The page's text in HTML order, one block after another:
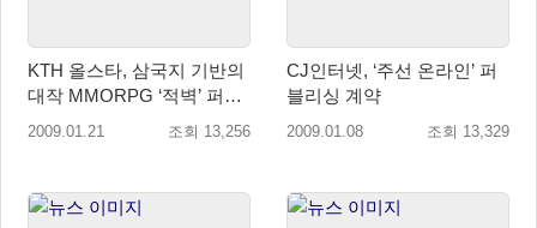
KTH 올스타, 삼국지 기반의
대작 MMORPG ‘적벽’ 퍼블
리싱 계약 체결
2009.01.21 조회 13,256
CJ인터넷, ‘주선 온라인’ 퍼
블리싱 계약
2009.01.08 조회 13,329